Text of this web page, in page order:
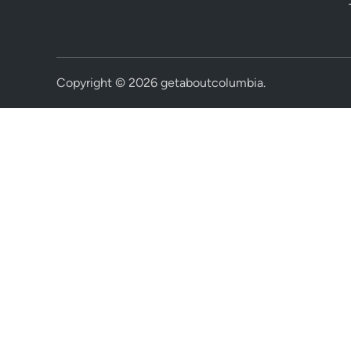
Copyright © 2026 getaboutcolumbia.